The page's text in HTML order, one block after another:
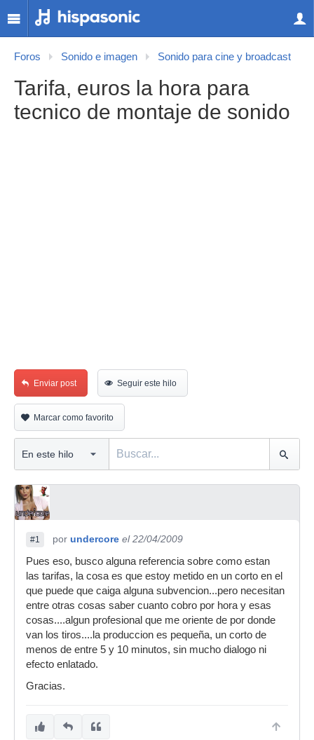
Foros Sonido e imagen Sonido para cine y broadcast
Tarifa, euros la hora para
tecnico de montaje de sonido
Enviar post Seguir este hilo
Marcar como favorito
#1 por undercore el 22/04/2009
Pues eso, busco alguna referencia sobre como estan
las tarifas, la cosa es que estoy metido en un corto en el
que puede que caiga alguna subvencion...pero necesitan
entre otras cosas saber cuanto cobro por hora y esas
cosas....algun profesional que me oriente de por donde
van los tiros....la produccion es pequeña, un corto de
menos de entre 5 y 10 minutos, sin mucho dialogo ni
efecto enlatado.
Gracias.